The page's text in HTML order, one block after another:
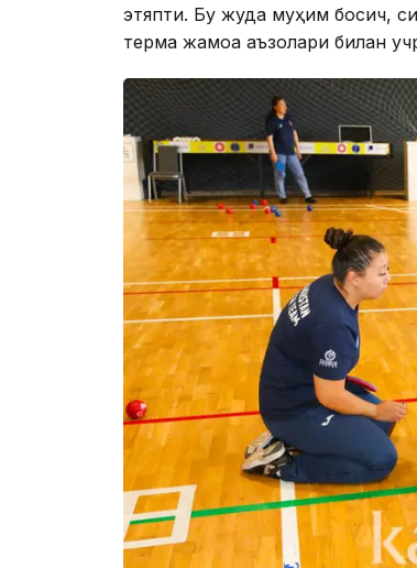
этяпти. Бу жуда муҳим босқич,
терма жамоа аъзолари билан